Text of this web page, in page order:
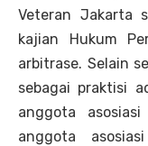
Veteran Jakarta
kajian Hukum
arbitrase. Selain
sebagai praktisi
anggota
anggota